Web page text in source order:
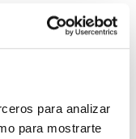
para analizar
para mostrarte